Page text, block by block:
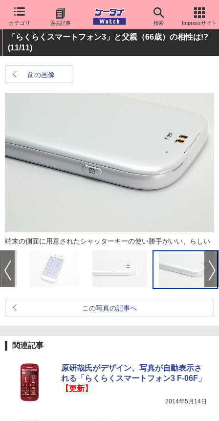
カテゴリ 過去記事 検索 Impressサイト
「らくらくスマートフォン3」と父親（66歳）の相性は!?
(11/11)
前の画像
端末の側面に用意されたシャッターキーの使い勝手がいい、らしい
この写真の記事へ
関連記事
原研哉氏がデザイン、写真が自動表示さ
れる「らくらくスマートフォン3 F-06F」
【更新】
2014年5月14日